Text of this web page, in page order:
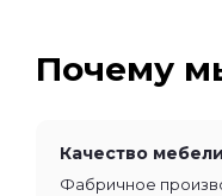
Почему
Качество мебели
Фабричное